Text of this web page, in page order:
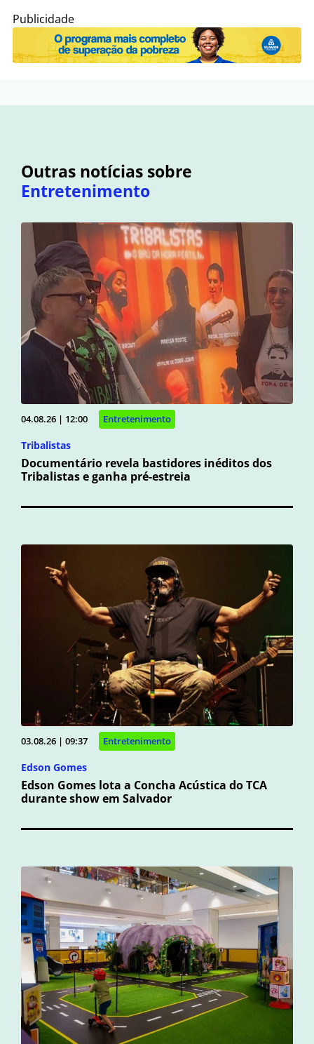
Publicidade
Outras notícias sobre
Entretenimento
04.08.26 | 12:00 Entretenimento
Tribalistas
Documentário revela bastidores inéditos dos
Tribalistas e ganha pré-estreia
03.08.26 | 09:37 Entretenimento
Edson Gomes
Edson Gomes lota a Concha Acústica do TCA
durante show em Salvador